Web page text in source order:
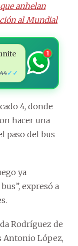
anhelan
al Mundial
✓✓
1
4, donde
hacer una
paso del bus
ya
expresó a
Rodríguez de
Antonio López,